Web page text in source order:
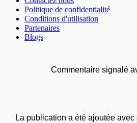
Politique de confidentialité
Conditions d'utilisation
Partenaires
Blogs
Commentaire signalé
La publication a été ajoutée avec